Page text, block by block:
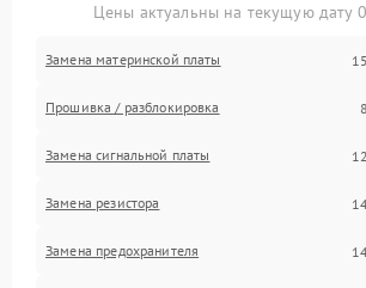
Цены актуальны на текущую дату
Замена материнской платы
Прошивка / разблокировка
Замена сигнальной платы
Замена резистора
Замена предохранителя